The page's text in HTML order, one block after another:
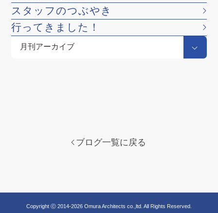
スタッフのつぶやき
行ってきました！
ブログ一覧に戻る
Copyright ⓒ 2014-2026 Omura Architects co.,ltd. All Rights Reserved.